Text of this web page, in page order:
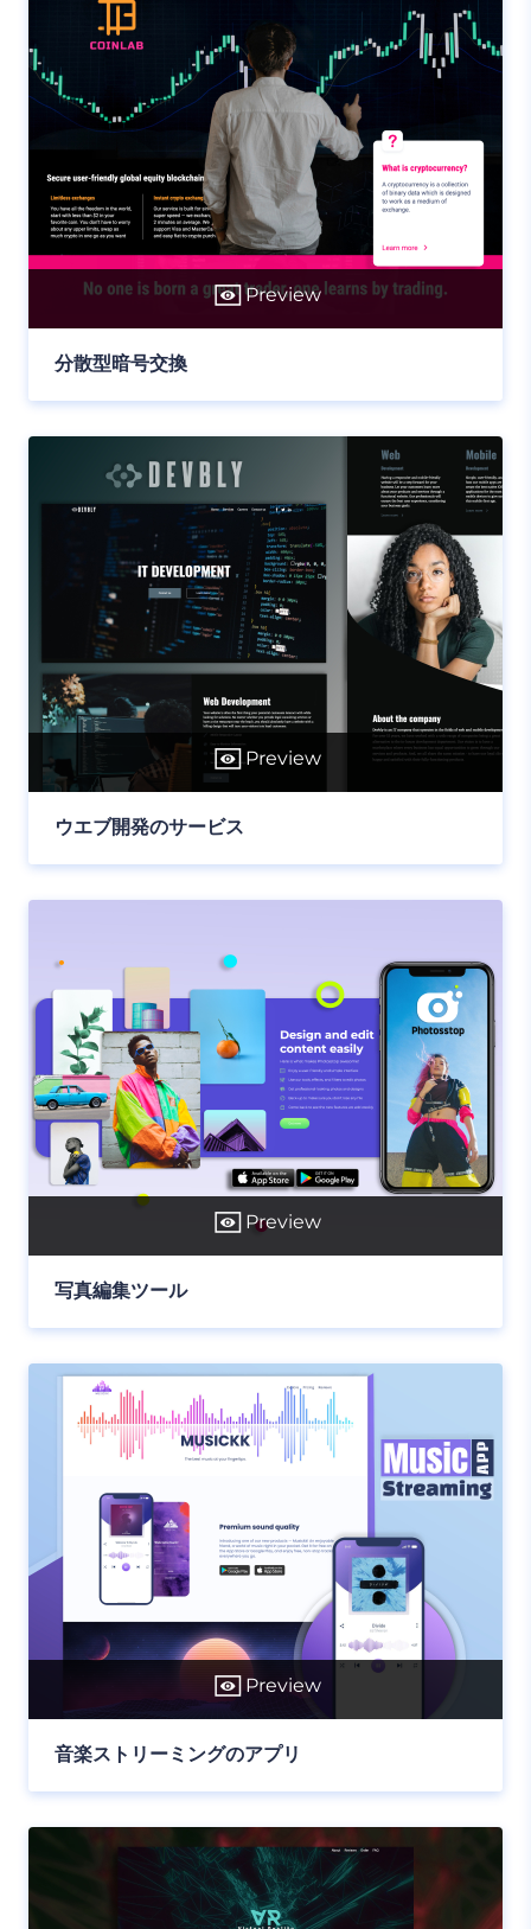
Preview
分散型暗号交換
Preview
ウエブ開発のサービス
Preview
写真編集ツール
Preview
音楽ストリーミングのアプリ